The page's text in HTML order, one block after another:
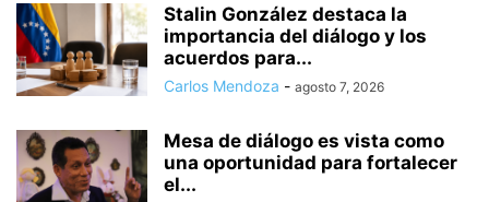
Stalin González destaca la
importancia del diálogo y los
acuerdos para...
Carlos Mendoza - agosto 7, 2026
Mesa de diálogo es vista como
una oportunidad para fortalecer
el...